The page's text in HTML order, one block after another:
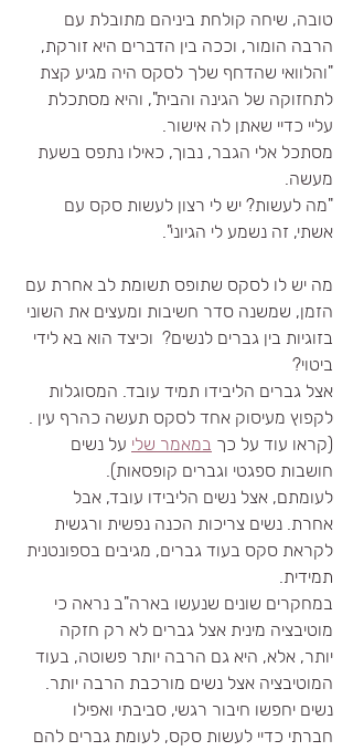
טובה, שיחה קולחת ביניהם מתובלת עם
הרבה הומור, וככה בין הדברים היא זורקת,
"והלוואי שהדחף שלך לסקס היה מגיע קצת
לתחזוקה של הגינה והבית", והיא מסתכלת
עליי כדיי שאתן לה אישור.
מסתכל אלי הגבר, נבוך, כאילו נתפס בשעת
מעשה.
"מה לעשות? יש לי רצון לעשות סקס עם
אשתי, זה נשמע לי הגיוני".
מה יש לו לסקס שתופס תשומת לב אחרת עם
הזמן, שמשנה סדר חשיבות ומעצים את השוני
בזוגיות בין גברים לנשים?  וכיצד הוא בא לידי
ביטוי?
אצל גברים הליבידו תמיד עובד. המסוגלות
לקפוץ מעיסוק אחד לסקס תעשה כהרף עין .
(קראו עוד על כך במאמר שלי על נשים
חושבות ספגטי וגברים קופסאות).
לעומתם, אצל נשים הליבידו עובד, אבל
אחרת. נשים צריכות הכנה נפשית ורגשית
לקראת סקס בעוד גברים, מגיבים בספונטנית
תמידית.
במחקרים שונים שנעשו בארה"ב נראה כי
מוטיבציה מינית אצל גברים לא רק חזקה
יותר, אלא, היא גם הרבה יותר פשוטה, בעוד
המוטיבציה אצל נשים מורכבת הרבה יותר.
נשים יחפשו חיבור רגשי, סביבתי ואפילו
חברתי כדיי לעשות סקס, לעומת גברים להם